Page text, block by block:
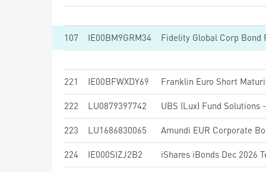
107 IE00BM9GRM34
221 IE00BFWXDY69 Franklin Euro Short
222 LU0879397742
223 LU1686830065
224 IE000SIZJ2B2